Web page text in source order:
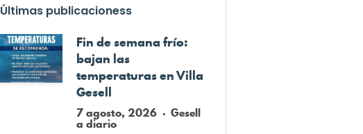
Últimas publicacioness
Fin de semana frío:
bajan las
temperaturas en Villa
Gesell
7 agosto, 2026 Gesell
a diario